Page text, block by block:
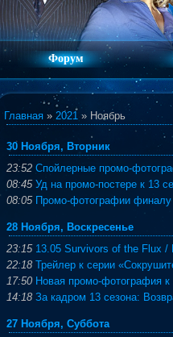
Форум
Главная » 2021 » Ноябрь
30 Ноября, Вторник
23:52 Cпойлерные промо-
08:45 Уд на промо-постере к 13
08:05 Промо-фотографии
28 Ноября, Воскресенье
23:15 13.05 Survivors of the Flux
22:18 Трейлер к серии
17:50 Новая промо-фотография
14:18 За кадром 13 сезона:
27 Ноября, Суббота